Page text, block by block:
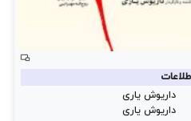
داریوش یاری
داریوش یاری